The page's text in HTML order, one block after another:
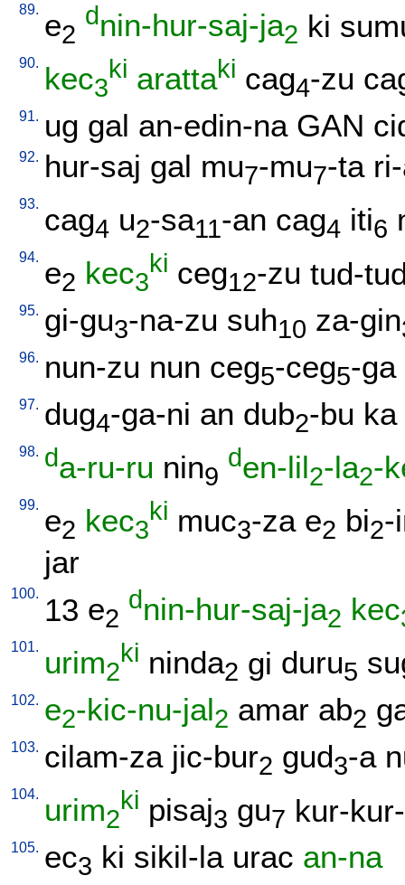
89. e2
dnin-hur-saj-ja2 ki
90. kec3
ki arattaki cag4-zu
91. ug gal an-edin-na GAN
92. hur-saj gal mu7-mu7-ta
93. cag4 u2-sa11-an cag4 iti6
94. e2 kec3
ki ceg12-zu tud-
95. gi-gu3-na-zu suh10 za-gin
96. nun-zu nun ceg5-ceg5-ga
97. dug4-ga-ni an dub2-bu ka
98. da-ru-ru nin9
den-lil2-la2-
99. e2 kec3
ki muc3-za e2 bi2-
jar
100. 13 e2
dnin-hur-saj-ja2 kec
101. urim2
ki ninda2 gi duru5
102. e2-kic-nu-jal2 amar ab2
103. cilam-za jic-bur2 gud3-a
104. urim2
ki pisaj3 gu7 kur-
105. ec3 ki sikil-la urac an-na